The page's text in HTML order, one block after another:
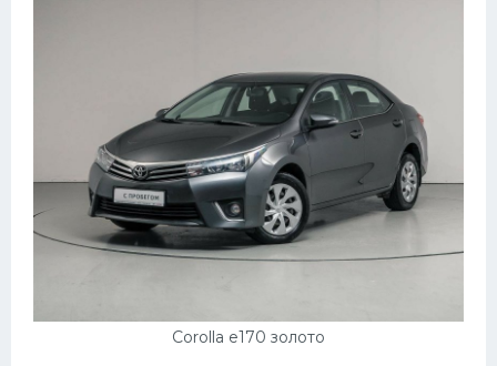
Corolla e170 золото